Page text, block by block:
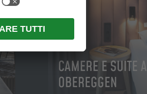
CAMERE E SUITE A
OBEREGGEN